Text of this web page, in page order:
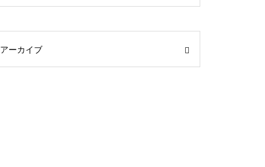
アーカイブ